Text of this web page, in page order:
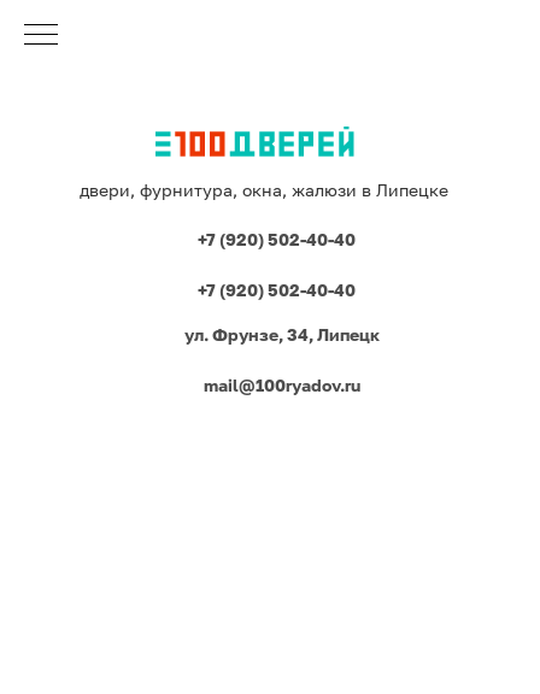
двери, фурнитура, окна, жалюзи в Липецке
+7 (920) 502-40-40
+7 (920) 502-40-40
ул. Фрунзе, 34, Липецк
mail@100ryadov.ru